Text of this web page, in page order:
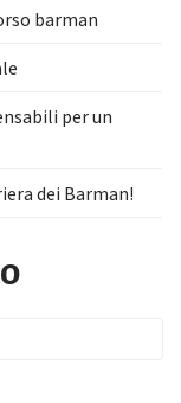
barman
per un
dei Barman!